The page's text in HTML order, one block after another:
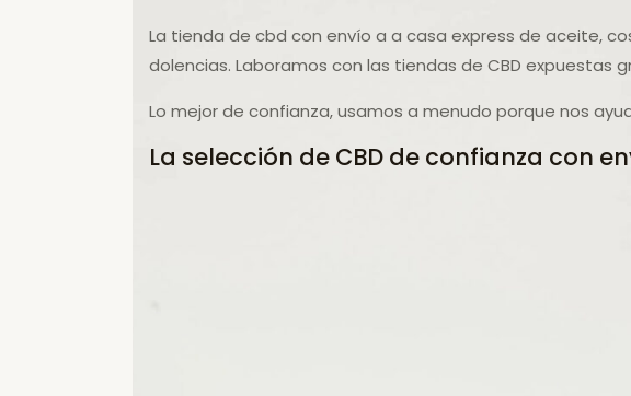
La tienda de cbd con envío a a casa express de aceite,
dolencias. Laboramos con las tiendas de CBD expuestas
Lo mejor de confianza, usamos a menudo porque nos
La selección de CBD de confianza con